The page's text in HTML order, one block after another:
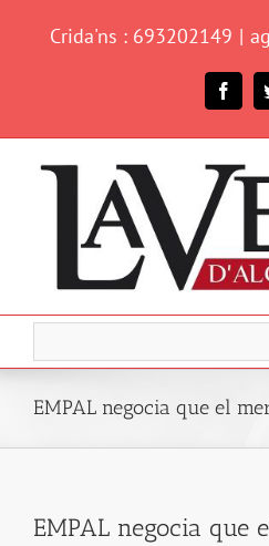
Crida'ns : 693202149 |
EMPAL negocia que el
EMPAL negocia que